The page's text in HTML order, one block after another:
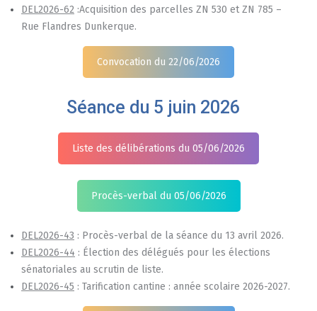
DEL2026-62 :Acquisition des parcelles ZN 530 et ZN 785 –
Rue Flandres Dunkerque.
Convocation du 22/06/2026
Séance du 5 juin 2026
Liste des délibérations du 05/06/2026
Procès-verbal du 05/06/2026
DEL2026-43 : Procès-verbal de la séance du 13 avril 2026.
DEL2026-44 : Élection des délégués pour les élections
sénatoriales au scrutin de liste.
DEL2026-45 : Tarification cantine : année scolaire 2026-2027.